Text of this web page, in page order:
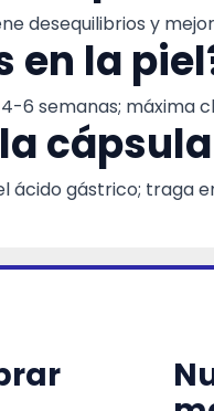
desequilibrios y
en la
6 semanas; máxima
gástrico; traga